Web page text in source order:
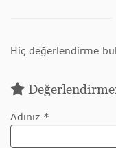
Hiç değerlendirme
Adınız *